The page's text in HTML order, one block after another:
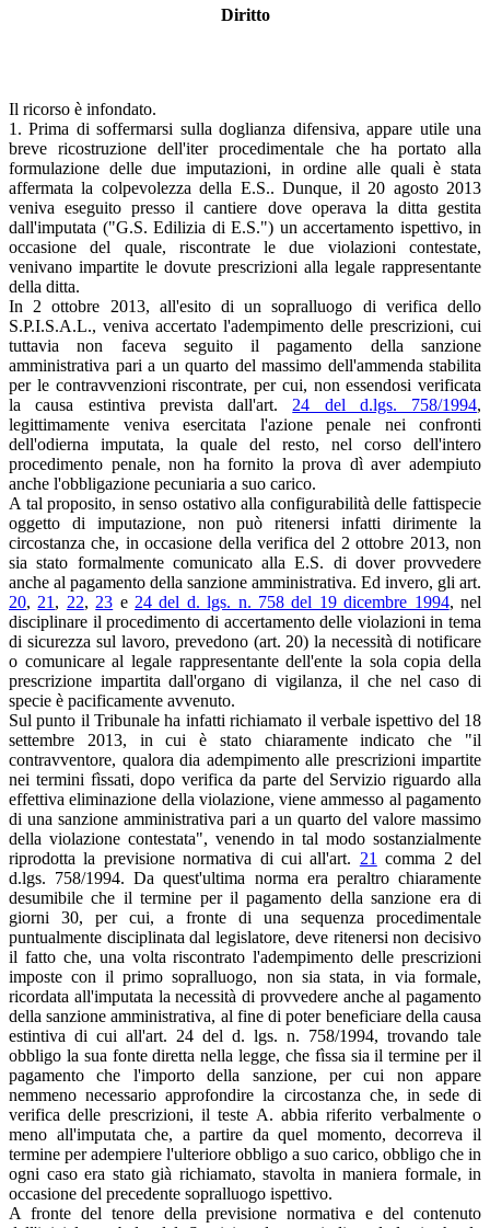
Diritto
Il ricorso è infondato.
1. Prima di soffermarsi sulla doglianza difensiva, appare utile una
breve ricostruzione dell'iter procedimentale che ha portato alla
formulazione delle due imputazioni, in ordine alle quali è stata
affermata la colpevolezza della E.S.. Dunque, il 20 agosto 2013
veniva eseguito presso il cantiere dove operava la ditta gestita
dall'imputata ("G.S. Edilizia di E.S.") un accertamento ispettivo, in
occasione del quale, riscontrate le due violazioni contestate,
venivano impartite le dovute prescrizioni alla legale rappresentante
della ditta.
In 2 ottobre 2013, all'esito di un sopralluogo di verifica dello
S.P.I.S.A.L., veniva accertato l'adempimento delle prescrizioni, cui
tuttavia non faceva seguito il pagamento della sanzione
amministrativa pari a un quarto del massimo dell'ammenda stabilita
per le contravvenzioni riscontrate, per cui, non essendosi verificata
la causa estintiva prevista dall'art. 24 del d.lgs. 758/1994,
legittimamente veniva esercitata l'azione penale nei confronti
dell'odierna imputata, la quale del resto, nel corso dell'intero
procedimento penale, non ha fornito la prova dì aver adempiuto
anche l'obbligazione pecuniaria a suo carico.
A tal proposito, in senso ostativo alla configurabilità delle fattispecie
oggetto di imputazione, non può ritenersi infatti dirimente la
circostanza che, in occasione della verifica del 2 ottobre 2013, non
sia stato formalmente comunicato alla E.S. di dover provvedere
anche al pagamento della sanzione amministrativa. Ed invero, gli art.
20, 21 , 22, 23 e 24 del d. lgs. n. 758 del 19 dicembre 1994, nel
disciplinare il procedimento di accertamento delle violazioni in tema
di sicurezza sul lavoro, prevedono (art. 20) la necessità di notificare
o comunicare al legale rappresentante dell'ente la sola copia della
prescrizione impartita dall'organo di vigilanza, il che nel caso di
specie è pacificamente avvenuto.
Sul punto il Tribunale ha infatti richiamato il verbale ispettivo del 18
settembre 2013, in cui è stato chiaramente indicato che "il
contravventore, qualora dia adempimento alle prescrizioni impartite
nei termini fìssati, dopo verifica da parte del Servizio riguardo alla
effettiva eliminazione della violazione, viene ammesso al pagamento
di una sanzione amministrativa pari a un quarto del valore massimo
della violazione contestata", venendo in tal modo sostanzialmente
riprodotta la previsione normativa di cui all'art. 21 comma 2 del
d.lgs. 758/1994. Da quest'ultima norma era peraltro chiaramente
desumibile che il termine per il pagamento della sanzione era di
giorni 30, per cui, a fronte di una sequenza procedimentale
puntualmente disciplinata dal legislatore, deve ritenersi non decisivo
il fatto che, una volta riscontrato l'adempimento delle prescrizioni
imposte con il primo sopralluogo, non sia stata, in via formale,
ricordata all'imputata la necessità di provvedere anche al pagamento
della sanzione amministrativa, al fine di poter beneficiare della causa
estintiva di cui all'art. 24 del d. lgs. n. 758/1994, trovando tale
obbligo la sua fonte diretta nella legge, che fìssa sia il termine per il
pagamento che l'importo della sanzione, per cui non appare
nemmeno necessario approfondire la circostanza che, in sede di
verifica delle prescrizioni, il teste A. abbia riferito verbalmente o
meno all'imputata che, a partire da quel momento, decorreva il
termine per adempiere l'ulteriore obbligo a suo carico, obbligo che in
ogni caso era stato già richiamato, stavolta in maniera formale, in
occasione del precedente sopralluogo ispettivo.
A fronte del tenore della previsione normativa e del contenuto